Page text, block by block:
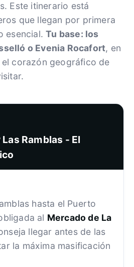
Este itinerario está
que llegan por primera
esencial.Tu base: los
o Evenia Rocafort, en
el corazón geográfico de
Ramblas - El
hasta el Puerto
al Mercado de La
llegar antes de las
la máxima masificación